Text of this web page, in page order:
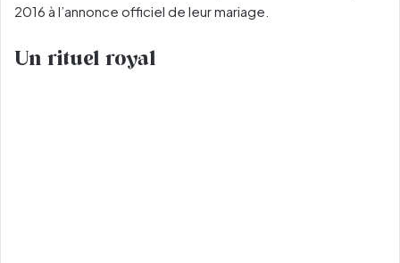
2016 à l’annonce officiel de leur mariage.
Un rituel royal